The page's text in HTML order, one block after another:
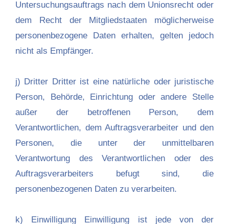
Untersuchungsauftrags nach dem Unionsrecht oder
dem Recht der Mitgliedstaaten möglicherweise
personenbezogene Daten erhalten, gelten jedoch
nicht als Empfänger.
j) Dritter Dritter ist eine natürliche oder juristische
Person, Behörde, Einrichtung oder andere Stelle
außer der betroffenen Person, dem
Verantwortlichen, dem Auftragsverarbeiter und den
Personen, die unter der unmittelbaren
Verantwortung des Verantwortlichen oder des
Auftragsverarbeiters befugt sind, die
personenbezogenen Daten zu verarbeiten.
k) Einwilligung Einwilligung ist jede von der